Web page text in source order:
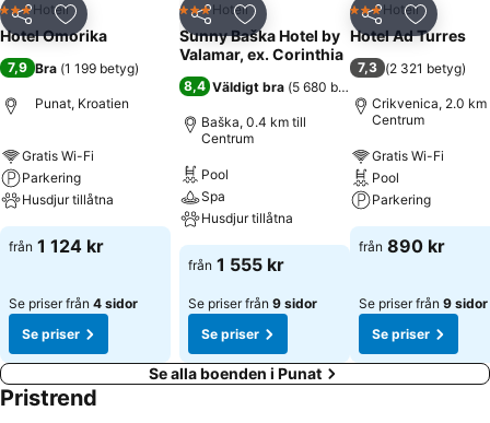
Dela Lägg till i Mina Favoriter
3 Stjärnor
Hotell
Hotel Omorika
7,9 Bra (1 199 betyg)
Punat, Kroatien
Gratis Wi-Fi
Parkering
Husdjur tillåtna
från 1 124 kr
Se priser från 4 sidor
Se priser
Dela Lägg till i Mina Favoriter
3 Stjärnor
Hotell
Sunny Baška Hotel by
Valamar, ex. Corinthia
8,4 Väldigt bra (5 680 betyg
Baška, 0.4 km till
Centrum
Pool
Spa
Husdjur tillåtna
från 1 555 kr
Se priser från 9 sidor
Se priser
Dela Lägg till
3 Stjärnor
Hotell
Hotel Ad Turres
7,3 (2 321 betyg)
Crikvenica, 2.0 km
Centrum
Gratis Wi-Fi
Pool
Parkering
från 890 kr
Se priser från 9 sidor
Se priser
Se alla boenden i Punat
Pristrend